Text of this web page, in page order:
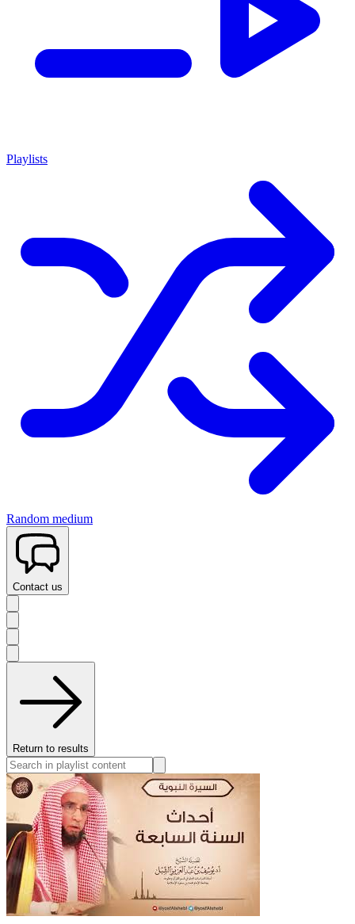
Playlists
Random medium
Contact us
Return to results